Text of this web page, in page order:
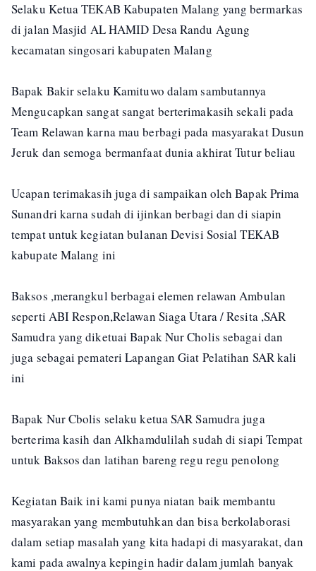
Selaku Ketua TEKAB Kabupaten Malang yang bermarkas
di jalan Masjid AL HAMID Desa Randu Agung
kecamatan singosari kabupaten Malang
Bapak Bakir selaku Kamituwo dalam sambutannya
Mengucapkan sangat sangat berterimakasih sekali pada
Team Relawan karna mau berbagi pada masyarakat Dusun
Jeruk dan semoga bermanfaat dunia akhirat Tutur beliau
Ucapan terimakasih juga di sampaikan oleh Bapak Prima
Sunandri karna sudah di ijinkan berbagi dan di siapin
tempat untuk kegiatan bulanan Devisi Sosial TEKAB
kabupate Malang ini
Baksos ,merangkul berbagai elemen relawan Ambulan
seperti ABI Respon,Relawan Siaga Utara / Resita ,SAR
Samudra yang diketuai Bapak Nur Cholis sebagai dan
juga sebagai pemateri Lapangan Giat Pelatihan SAR kali
ini
Bapak Nur Cbolis selaku ketua SAR Samudra juga
berterima kasih dan Alkhamdulilah sudah di siapi Tempat
untuk Baksos dan latihan bareng regu regu penolong
Kegiatan Baik ini kami punya niatan baik membantu
masyarakan yang membutuhkan dan bisa berkolaborasi
dalam setiap masalah yang kita hadapi di masyarakat, dan
kami pada awalnya kepingin hadir dalam jumlah banyak